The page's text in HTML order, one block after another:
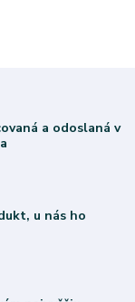
a odoslaná v
u nás ho